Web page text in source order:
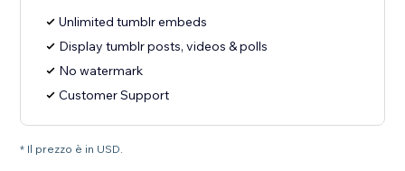
Unlimited tumblr embeds
Display tumblr posts, videos & polls
No watermark
Customer Support
* Il prezzo è in USD.